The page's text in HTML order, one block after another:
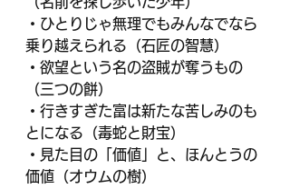
・ひとりじゃ無理でもみんなでなら
乗り越えられる（石匠の智慧）
・欲望という名の盗賊が奪うもの
（三つの餅）
・行きすぎた富は新たな苦しみのも
とになる（毒蛇と財宝）
・見た目の「価値」と、ほんとうの
価値（オウムの樹）